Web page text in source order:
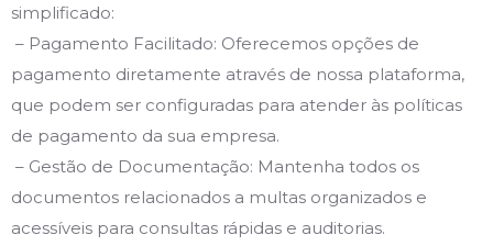
simplificado:
– Pagamento Facilitado: Oferecemos opções de
pagamento diretamente através de nossa plataforma,
que podem ser configuradas para atender às políticas
de pagamento da sua empresa.
– Gestão de Documentação: Mantenha todos os
documentos relacionados a multas organizados e
acessíveis para consultas rápidas e auditorias.